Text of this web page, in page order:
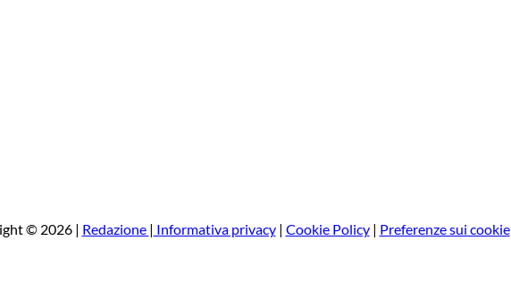
© 2026 | Redazione | Informativa privacy| Cookie Policy| Preferenze sui cookie